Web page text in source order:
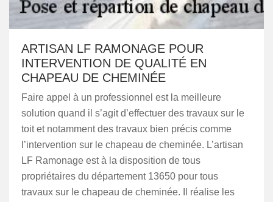
ARTISAN LF RAMONAGE POUR
INTERVENTION DE QUALITÉ EN
CHAPEAU DE CHEMINÉE
Faire appel à un professionnel est la meilleure
solution quand il s’agit d’effectuer des travaux sur le
toit et notamment des travaux bien précis comme
l’intervention sur le chapeau de cheminée. L’artisan
LF Ramonage est à la disposition de tous
propriétaires du département 13650 pour tous
travaux sur le chapeau de cheminée. Il réalise les